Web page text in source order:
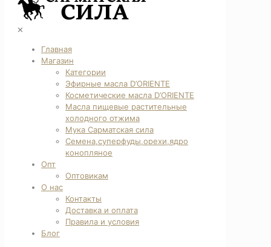
✕
Главная
Магазин
Категории
Эфирные масла D’ORIENTE
Косметические масла D’ORIENTE
Масла пищевые растительные
холодного отжима
Мука Сарматская сила
Семена,суперфуды,орехи,ядро
конопляное
Опт
Оптовикам
О нас
Контакты
Доставка и оплата
Правила и условия
Блог